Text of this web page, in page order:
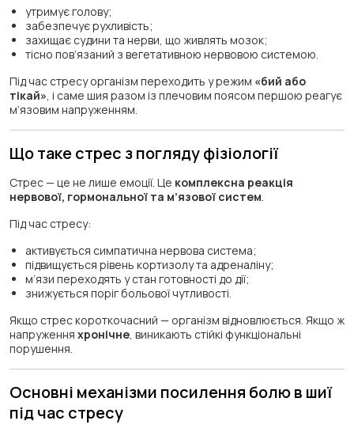
утримує голову;
забезпечує рухливість;
захищає судини та нерви, що живлять мозок;
тісно пов’язаний з вегетативною нервовою системою.
Під час стресу організм переходить у режим «бий або
тікай» , і саме шия разом із плечовим поясом першою реагує
м’язовим напруженням.
Що таке стрес з погляду фізіології
Стрес — це не лише емоції. Це комплексна реакція
нервової, гормональної та м’язової систем
Під час стресу:
активується симпатична нервова система;
підвищується рівень кортизолу та адреналіну;
м’язи переходять у стан готовності до дії;
знижується поріг больової чутливості.
Якщо стрес короткочасний — організм відновлюється. Якщо ж
напруження хронічне , виникають стійкі функціональні
порушення.
Основні механізми посилення болю в шиї
під час стресу